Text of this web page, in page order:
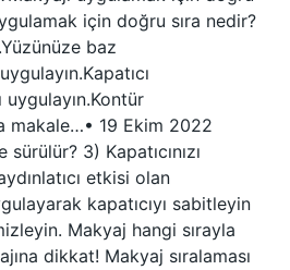
için doğru sıra nedir?
baz
uygulayın.Kontür
makale…• 19 Ekim 2022
sürülür? 3) Kapatıcınızı
etkisi olan
kapatıcıyı sabitleyin
Makyaj hangi sırayla
dikkat! Makyaj sıralaması